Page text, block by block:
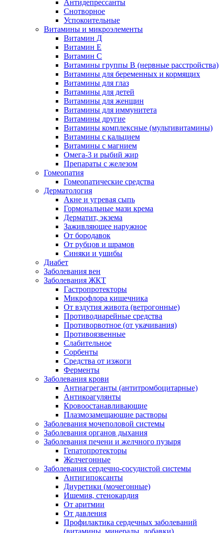
Антидепрессанты
Снотворное
Успокоительные
Витамины и микроэлементы
Витамин Д
Витамин Е
Витамин С
Витамины группы В (нервные расстройства)
Витамины для беременных и кормящих
Витамины для глаз
Витамины для детей
Витамины для женщин
Витамины для иммунитета
Витамины другие
Витамины комплексные (мультивитамины)
Витамины с кальцием
Витамины с магнием
Омега-3 и рыбий жир
Препараты с железом
Гомеопатия
Гомеопатические средства
Дерматология
Акне и угревая сыпь
Гормональные мази крема
Дерматит, экзема
Заживляющее наружное
От бородавок
От рубцов и шрамов
Синяки и ушибы
Диабет
Заболевания вен
Заболевания ЖКТ
Гастропротекторы
Микрофлора кишечника
От вздутия живота (ветрогонные)
Противодиарейные средства
Противорвотное (от укачивания)
Противоязвенные
Слабительное
Сорбенты
Средства от изжоги
Ферменты
Заболевания крови
Антиагреганты (антитромбоцитарные)
Антикоагулянты
Кровоостанавливающие
Плазмозамещающие растворы
Заболевания мочеполовой системы
Заболевания органов дыхания
Заболевания печени и желчного пузыря
Гепатопротекторы
Желчегонные
Заболевания сердечно-сосудистой системы
Антигипоксанты
Диуретики (мочегонные)
Ишемия, стенокардия
От аритмии
От давления
Профилактика сердечных заболеваний
(витамины, минералы, добавки)